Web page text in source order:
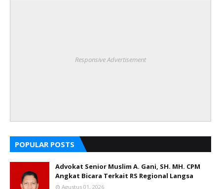
Responsive Advertisement
POPULAR POSTS
Advokat Senior Muslim A. Gani, SH. MH. CPM
Angkat Bicara Terkait RS Regional Langsa
Agustus 01, 2026